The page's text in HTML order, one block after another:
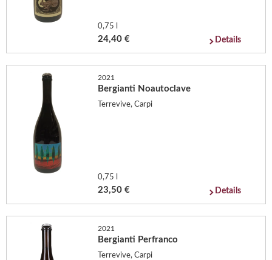
0,75 l
24,40 € Details
2021
Bergianti Noautoclave
Terrevive, Carpi
0,75 l
23,50 € Details
2021
Bergianti Perfranco
Terrevive, Carpi